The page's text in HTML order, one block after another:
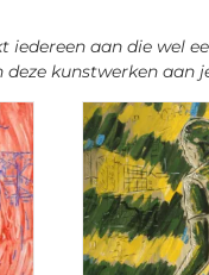
iedereen aan die wel
kunstwerken aan